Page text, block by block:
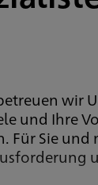
wir
und Ihre
Für Sie